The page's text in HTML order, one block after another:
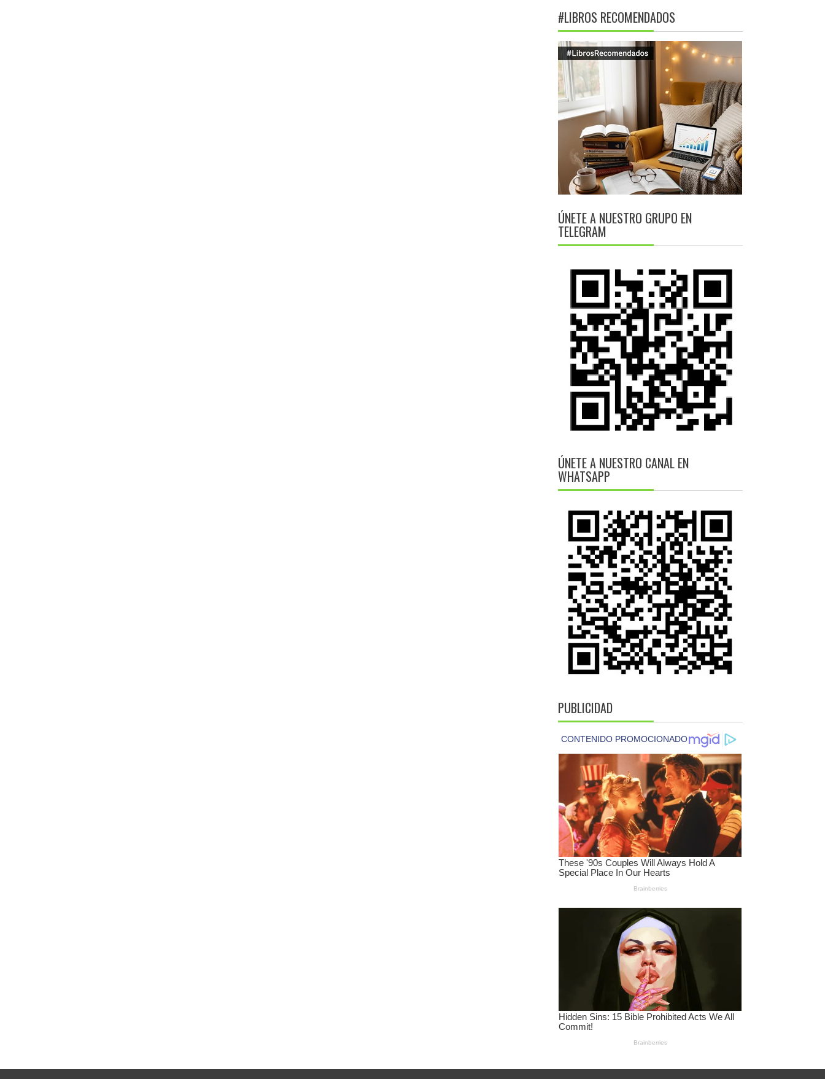
#LIBROS RECOMENDADOS
ÚNETE A NUESTRO GRUPO EN
TELEGRAM
ÚNETE A NUESTRO CANAL EN
WHATSAPP
PUBLICIDAD